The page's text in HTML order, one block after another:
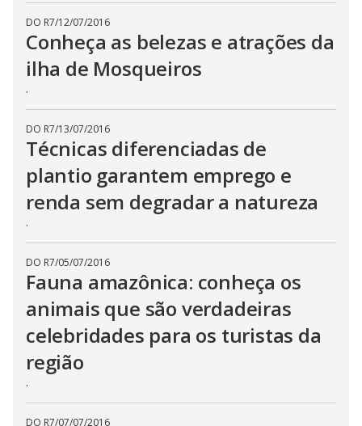
DO R7/12/07/2016
Conheça as belezas e atrações da
ilha de Mosqueiros
.
DO R7/13/07/2016
Técnicas diferenciadas de
plantio garantem emprego e
renda sem degradar a natureza
.
DO R7/05/07/2016
Fauna amazônica: conheça os
animais que são verdadeiras
celebridades para os turistas da
região
.
DO R7/07/07/2016